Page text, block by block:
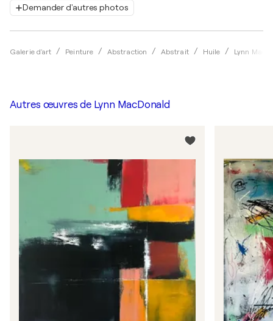
Demander d'autres photos
Galerie d'art Peinture Abstraction Abstrait Huile Lynn
Autres œuvres de Lynn MacDonald